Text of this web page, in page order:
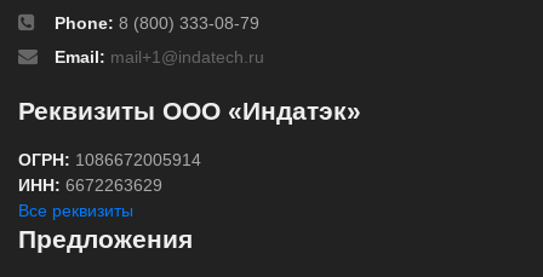
Phone: 8 (800) 333-08-79
Email: mail+1@indatech.ru
Реквизиты ООО «Индатэк»
ОГРН: 1086672005914
ИНН: 6672263629
Все реквизиты
Предложения